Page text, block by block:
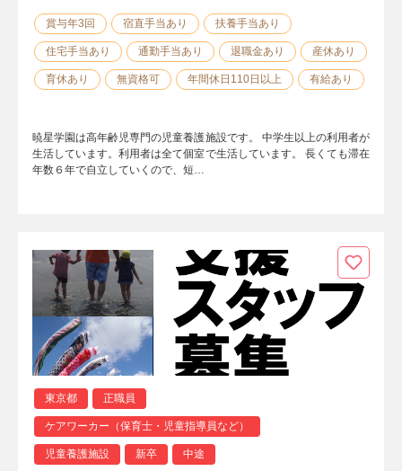
賞与年3回 宿直手当あり 扶養手当あり
住宅手当あり 通勤手当あり 退職金あり 産休あり
育休あり 無資格可 年間休日110日以上 有給あり
暁星学園は高年齢児専門の児童養護施設です。 中学生以上の利用者が
生活しています。利用者は全て個室で生活しています。 長くても滞在
年数６年で自立していくので、短…
東京都 正職員
ケアワーカー（保育士・児童指導員など）
児童養護施設 新卒 中途